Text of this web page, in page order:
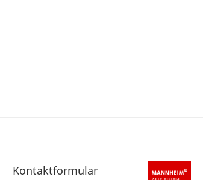
Sekundärnavigation
Kontaktformular